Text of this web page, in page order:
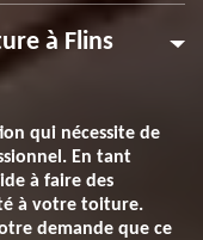
à Flins
qui nécessite de
En tant
à faire des
à votre toiture.
demande que ce